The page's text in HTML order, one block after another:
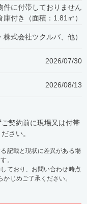
件に付帯しておりません
庫付き（面積：1.81㎡）
株式会社ツクルバ、他）
2026/07/30
2026/08/13
契約前に現場又は付帯
さい。
記載と現状に差異がある場
。
ており、お問い合わせ時点
じめご了承ください。